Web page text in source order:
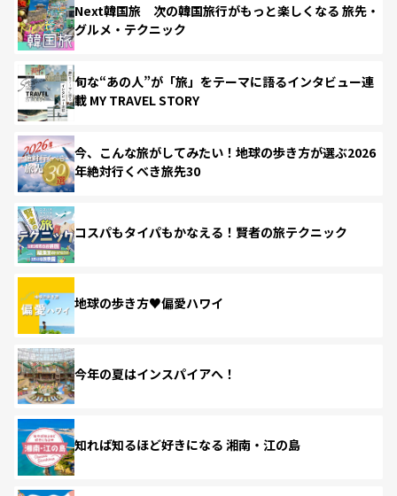
Next韓国旅 次の韓国旅行がもっと楽しくなる 旅先・
グルメ・テクニック
旬な“あの人”が「旅」をテーマに語るインタビュー連
載 MY TRAVEL STORY
今、こんな旅がしてみたい！地球の歩き方が選ぶ2026
年絶対行くべき旅先30
コスパもタイパもかなえる！賢者の旅テクニック
地球の歩き方♥偏愛ハワイ
今年の夏はインスパイアへ！
知れば知るほど好きになる 湘南・江の島